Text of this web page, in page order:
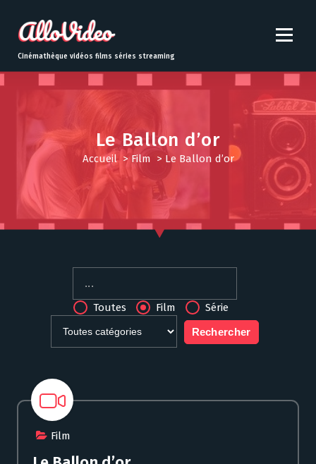
t
o
Cinémathèque vidéos films séries streaming
Le Ballon d’or
Accueil> Film > Le Ballon d’or
Toutes Film Série
Film